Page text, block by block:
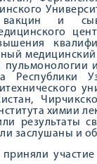
и
пульмонологии
Республики
химии
результаты
заслушаны и